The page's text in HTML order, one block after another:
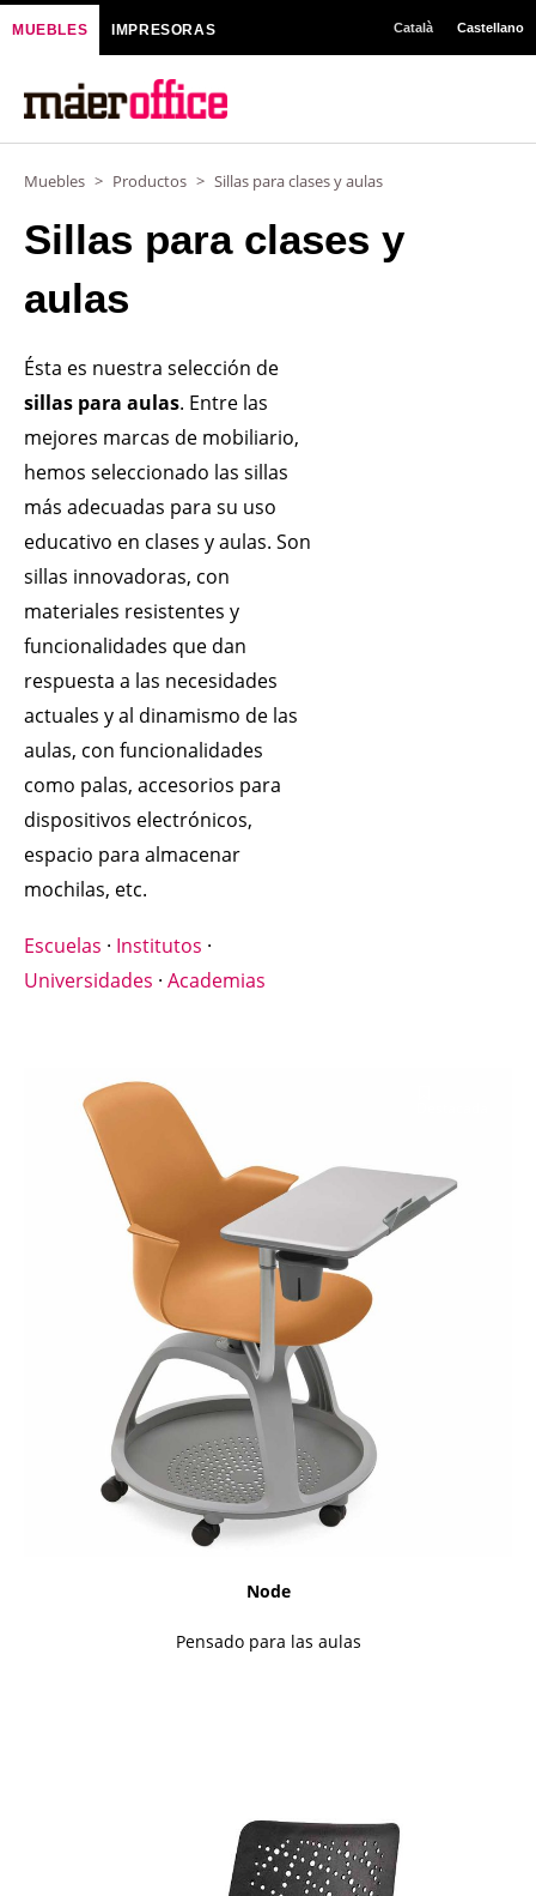
contenido
MUEBLES IMPRESORAS Català Castellano
Muebles > Productos > Sillas para clases y aulas
Sillas para clases y
aulas
Ésta es nuestra selección de
sillas para aulas. Entre las
mejores marcas de mobiliario,
hemos seleccionado las sillas
más adecuadas para su uso
educativo en clases y aulas. Son
sillas innovadoras, con
materiales resistentes y
funcionalidades que dan
respuesta a las necesidades
actuales y al dinamismo de las
aulas, con funcionalidades
como palas, accesorios para
dispositivos electrónicos,
espacio para almacenar
mochilas, etc.
Escuelas · Institutos ·
Universidades · Academias
Node
Pensado para las aulas